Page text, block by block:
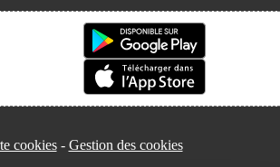
cookies Gestion des cookies